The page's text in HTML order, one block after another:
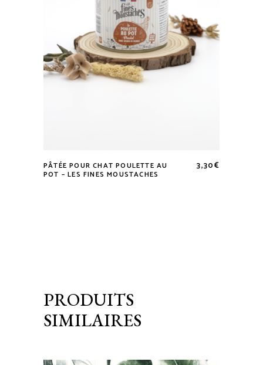
PÂTÉE POUR CHAT POULETTE AU
POT – LES FINES MOUSTACHES
3,30€
PRODUITS
SIMILAIRES